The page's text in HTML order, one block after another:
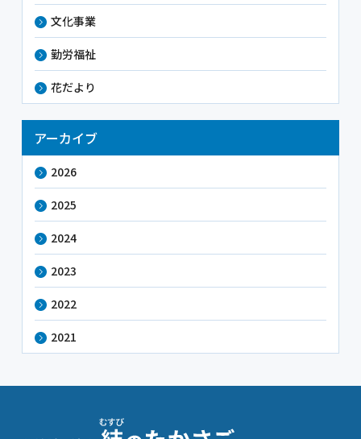
文化事業
勤労福祉
花だより
アーカイブ
2026
2025
2024
2023
2022
2021